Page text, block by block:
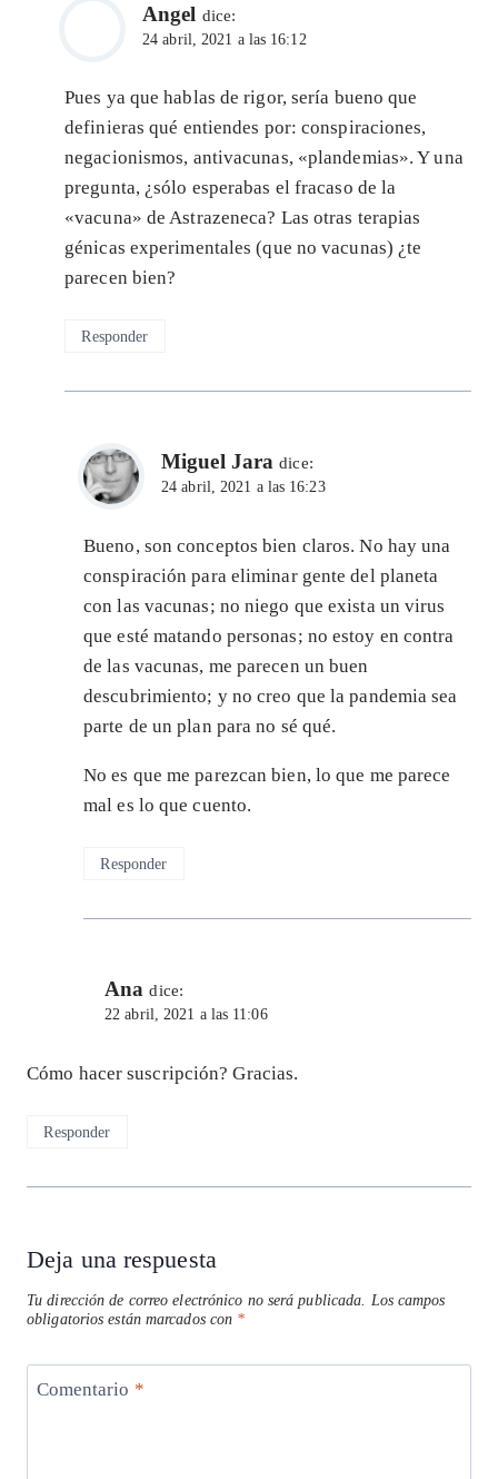
Angel dice:
24 abril, 2021 a las 16:12
Pues ya que hablas de rigor, sería bueno que
definieras qué entiendes por: conspiraciones,
negacionismos, antivacunas, «plandemias». Y una
pregunta, ¿sólo esperabas el fracaso de la
«vacuna» de Astrazeneca? Las otras terapias
génicas experimentales (que no vacunas) ¿te
parecen bien?
Responder
Miguel Jara dice:
24 abril, 2021 a las 16:23
Bueno, son conceptos bien claros. No hay una
conspiración para eliminar gente del planeta
con las vacunas; no niego que exista un virus
que esté matando personas; no estoy en contra
de las vacunas, me parecen un buen
descubrimiento; y no creo que la pandemia sea
parte de un plan para no sé qué.
No es que me parezcan bien, lo que me parece
mal es lo que cuento.
Responder
Ana dice:
22 abril, 2021 a las 11:06
Cómo hacer suscripción? Gracias.
Responder
Deja una respuesta
Tu dirección de correo electrónico no será publicada. Los campos
obligatorios están marcados con *
Comentario *